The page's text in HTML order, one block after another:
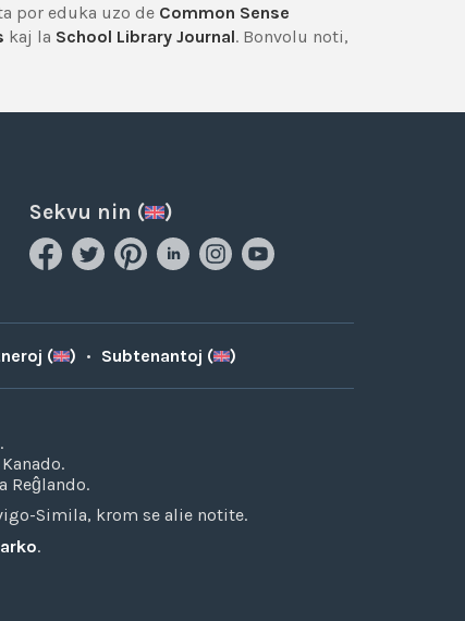
por eduka uzo de Common Sense
kaj la School Library Journal. Bonvolu noti,
Sekvu nin ( )
( ) • Subtenantoj ( )
Reĝlando.
Simila, krom se alie notite.
.